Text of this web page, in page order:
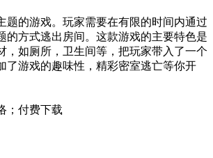
题的游戏。玩家需要在有限的时间内通过
的方式逃出房间。这款游戏的主要特色是
，如厕所，卫生间等，把玩家带入了一个
了游戏的趣味性，精彩密室逃亡等你开
；付费下载